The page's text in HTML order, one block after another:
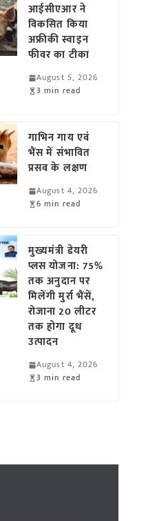
आईसीएआर ने
विकसित किया
अफ्रीकी स्वाइन
फीवर का टीका
August 5, 2026
3 min read
गाभिन गाय एवं
भैंस में संभावित
प्रसव के लक्षण
August 4, 2026
6 min read
मुख्यमंत्री डेयरी
प्लस योजना: 75%
तक अनुदान पर
मिलेंगी मुर्रा भैंसें,
रोजाना 20 लीटर
तक होगा दूध
उत्पादन
August 4, 2026
3 min read